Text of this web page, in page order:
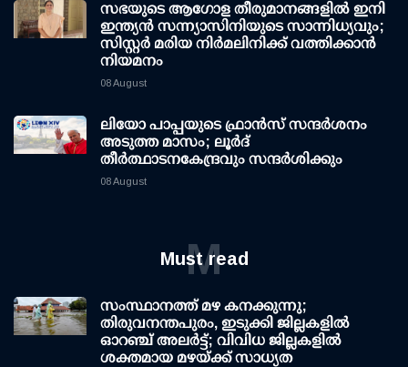
സഭയുടെ ആഗോള തീരുമാനങ്ങളിൽ ഇനി
ഇന്ത്യൻ സന്ന്യാസിനിയുടെ സാന്നിധ്യവും;
സിസ്റ്റർ മരിയ നിർമലിനിക്ക് വത്തിക്കാൻ
നിയമനം
08 August
ലിയോ പാപ്പയുടെ ഫ്രാൻസ് സന്ദർശനം
അടുത്ത മാസം; ലൂർദ്
തീർത്ഥാടനകേന്ദ്രവും സന്ദർശിക്കും
08 August
Must read
M
സംസ്ഥാനത്ത് മഴ കനക്കുന്നു;
തിരുവനന്തപുരം, ഇടുക്കി ജില്ലകളിൽ
ഓറഞ്ച് അലർട്ട്; വിവിധ ജില്ലകളിൽ
ശക്തമായ മഴയ്ക്ക് സാധ്യത